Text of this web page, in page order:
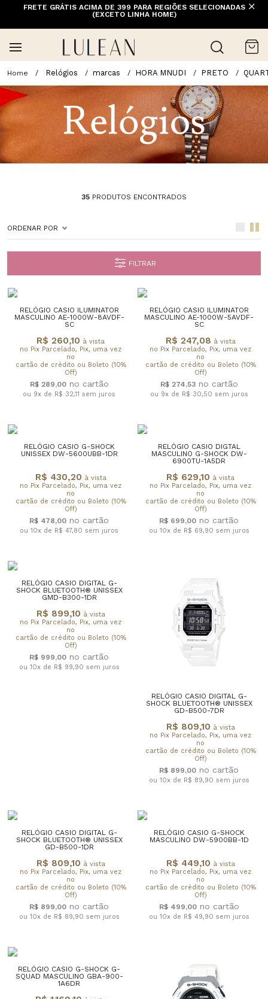
FRETE GRÁTIS ACIMA DE 399 PARA REGIÕES SELECIONADAS
(EXCETO LINHA HOME)
Relógios marcas HORA MNUDI PRETO
35 PRODUTOS ENCONTRADOS
ORDENAR POR
FILTRAR
RELÓGIO CASIO ILUMINATOR
MASCULINO AE-1000W-8AVDF-
SC
R$ 260,10 à vista
no Pix Parcelado, Pix, uma vez
no
cartão de crédito ou Boleto (10%
Off)
R$ 289,00
ou 9x de R$ 32,11 sem juros
RELÓGIO CASIO ILUMINATOR
MASCULINO AE-1000W-5AVDF-
SC
R$ 247,08 à vista
no Pix Parcelado, Pix, uma vez
no
cartão de crédito ou Boleto (10%
Off)
R$ 274,53
ou 9x de R$ 30,50 sem juros
RELÓGIO CASIO G-SHOCK
UNISSEX DW-5600UBB-1DR
R$ 430,20 à vista
no Pix Parcelado, Pix, uma vez
no
cartão de crédito ou Boleto (10%
Off)
R$ 478,00
ou 10x de R$ 47,80 sem juros
RELÓGIO CASIO DIGTAL
MASCULINO G-SHOCK DW-
6900TU-1A5DR
R$ 629,10 à vista
no Pix Parcelado, Pix, uma vez
no
cartão de crédito ou Boleto (10%
Off)
R$ 699,00
ou 10x de R$ 69,90 sem juros
RELÓGIO CASIO DIGITAL G-
SHOCK BLUETOOTH® UNISSEX
GMD-B300-1DR
R$ 899,10 à vista
no Pix Parcelado, Pix, uma vez
no
cartão de crédito ou Boleto (10%
Off)
R$ 999,00
ou 10x de R$ 99,90 sem juros
RELÓGIO CASIO DIGITAL G-
SHOCK BLUETOOTH® UNISSEX
GD-B500-7DR
R$ 809,10 à vista
no Pix Parcelado, Pix, uma vez
no
cartão de crédito ou Boleto (10%
Off)
R$ 899,00
ou 10x de R$ 89,90 sem juros
RELÓGIO CASIO DIGITAL G-
SHOCK BLUETOOTH® UNISSEX
GD-B500-1DR
R$ 809,10 à vista
no Pix Parcelado, Pix, uma vez
no
cartão de crédito ou Boleto (10%
Off)
R$ 899,00
ou 10x de R$ 89,90 sem juros
RELÓGIO CASIO G-SHOCK
MASCULINO DW-5900BB-1D
R$ 449,10 à vista
no Pix Parcelado, Pix, uma vez
no
cartão de crédito ou Boleto (10%
Off)
R$ 499,00
ou 10x de R$ 49,90 sem juros
RELÓGIO CASIO G-SHOCK G-
SQUAD MASCULINO GBA-900-
1A6DR